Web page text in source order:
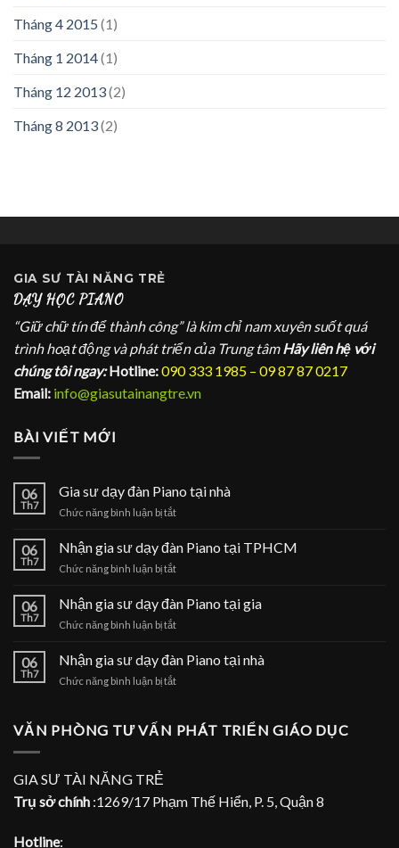
Tháng 4 2015 (1)
Tháng 1 2014(1)
Tháng 12 2013(2)
Tháng 8 2013(2)
GIA SƯ TÀI NĂNG TRẺ
DẠY HỌC PIANO
“Giữ chữ tín để thành công” là kim chỉ nam xuyên suốt quá
trình hoạt động và phát triển của Trung tâm Hãy liên hệ với
chúng tôi ngay: Hotline:090 333 1985 – 09 87 87 0217
Email: info@giasutainangtre.vn
BÀI VIẾT MỚI
06
Th7
Gia sư dạy đàn Piano tại nhà
Chức năng bình luận bị tắtở
đàn
tại
06
Th7
Nhận gia sư dạy đàn Piano tại TPHCM
Chức năng bình luận bị tắtở
gia
dạy
Piano
06
Th7
Nhận gia sư dạy đàn Piano tại gia
Chức năng bình luận bị tắtở
gia
dạy
tại
06
Th7
Nhận gia sư dạy đàn Piano tại nhà
Chức năng bình luận bị tắtở
sư
nhà
VĂN PHÒNG TƯ VẤN PHÁT TRIỂN GIÁO DỤC
GIA SƯ TÀI NĂNG TRẺ
Trụ sở chính :1269/17 Phạm Thế Hiển, P. 5, Quận 8
Hotline: